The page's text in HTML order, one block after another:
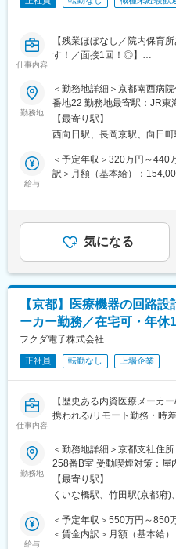
高収入を目指すことも可能
に目標を持っていただきます
■転勤は基本的にありません
【中途入社者アンケート】
■入社を決めた理由
（1）社会貢献できる・お客
（2）安定性・信頼性
■働いてみて感じた魅力
（1）人間関係が良い、先輩
【企業紹介WEBページ】
■会社概要
https://www.youtube.com/
変更の範囲：会社の定める
仕事内容
【残業ほぼなし／院内保育
す！／面接1回！◎】
■職務内容：
当法人の理事長秘書として
でサポートを行っていただき
各部署から届く文書の取り
のスキャン、パソコン上で
物仕分け等が日常業務です。
＜その他の業務＞
また、Officeを使用した資料
■院内保育所あり！小学5年
ください。
産前産後休業、育児休業、
と考えている方、すでにお
も安心して就業していただ
め、家庭と仕事を両立しや
職場復帰をサポートしてい
■当院について：
事業に注力している介護保
が謙虚さといつくしみの心
域社会に幅広く貢献すべく
勤務地
＜勤務地詳細＞京都南西病
番地22 勤務地最寄駅：JR東
地内全面禁煙変更の範囲：
【最寄り駅】
西向日駅、長岡京駅、向日町
給与
＜予定年収＞320万円～440
訳＞月額（基本給）：
年2回（7月、12月）※年間3
力・成果により改定）賃金
を通じて上下する可能性が
た表記です。
気になる
【京都】医療機器の回路
ーカー勤務／在宅可・年休
フクダ電子株式会社
正社員 転勤なし 上場企業
仕事内容
【歴史ある内資医療メーカ
携われる/リモート勤務・時
■業務概要：
医療機器に関わる電気回路
具体的には、
・次期製品の新規開発およ
・関係部門とのコンセプト
・医療現場でのリサーチ
・仕様検討・決定、概要設
・試作、テスト・評価（
勤務地
＜勤務地詳細＞京都支社住
258番B室 受動喫煙対策：屋
事業所
【最寄り駅】
くいな橋駅、竹田駅(京都府)
給与
＜予定年収＞550万円～850
＜賃金内訳＞月額（基本給